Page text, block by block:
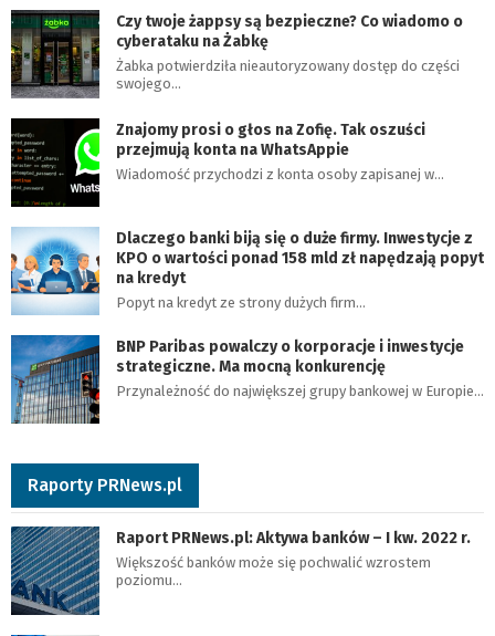
Czy twoje żappsy są bezpieczne? Co wiadomo o
cyberataku na Żabkę
Żabka potwierdziła nieautoryzowany dostęp do części
swojego…
Znajomy prosi o głos na Zofię. Tak oszuści
przejmują konta na WhatsAppie
Wiadomość przychodzi z konta osoby zapisanej w…
Dlaczego banki biją się o duże firmy. Inwestycje z
KPO o wartości ponad 158 mld zł napędzają popyt
na kredyt
Popyt na kredyt ze strony dużych firm…
BNP Paribas powalczy o korporacje i inwestycje
strategiczne. Ma mocną konkurencję
Przynależność do największej grupy bankowej w Europie…
Raporty PRNews.pl
Raport PRNews.pl: Aktywa banków – I kw. 2022 r.
Większość banków może się pochwalić wzrostem
poziomu…